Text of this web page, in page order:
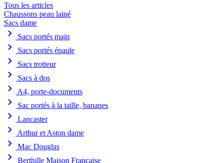
Tous les articles
Chaussons peau lainé
Sacs dame
chevron_right Sacs portés main
chevron_right Sacs portés épaule
chevron_right Sacs trotteur
chevron_right Sacs à dos
chevron_right A4, porte-documents
chevron_right Sac portés à la taille, bananes
chevron_right Lancaster
chevron_right Arthur et Aston dame
chevron_right Mac Douglas
chevron_right Berthille Maison Française